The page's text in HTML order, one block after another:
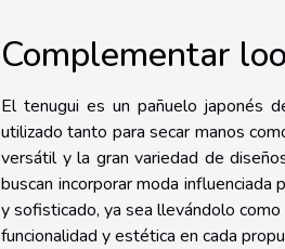
Complementar
El tenugui es un pañuelo japonés
utilizado tanto para secar manos
versátil y la gran variedad de
buscan incorporar moda influenciada
y sofisticado, ya sea llevándolo como
funcionalidad y estética en cada